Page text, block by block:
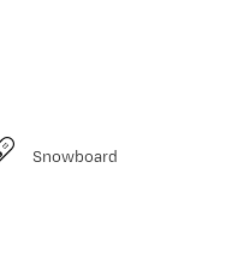
Snowboard